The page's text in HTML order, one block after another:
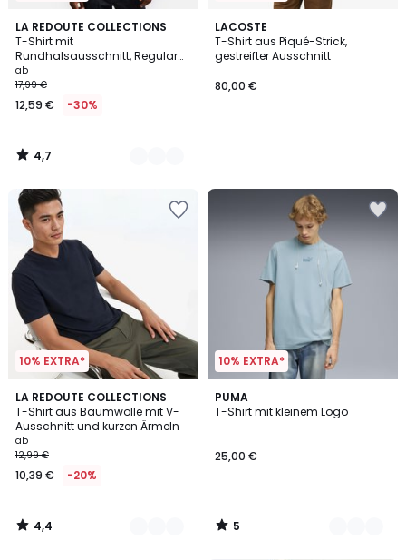
LA REDOUTE COLLECTIONS
T-Shirt mit
Rundhalsausschnitt, Regular
Fit, aus Slub-Baumwolle
ab
17,99 €
12,59 € -30%
4,7
/ 5
3
Farben
4,7
/
LACOSTE
T-Shirt aus Piqué-Strick,
gestreifter Ausschnitt
80,00 €
10% EXTRA*
LA REDOUTE COLLECTIONS
T-Shirt aus Baumwolle mit V-
Ausschnitt und kurzen Ärmeln
ab
12,99 €
10,39 € -20%
4,4
/ 5
5
Farben
4,4
/
10% EXTRA*
PUMA
T-Shirt mit kleinem Logo
25,00 €
5
/
3
Farben
5
/